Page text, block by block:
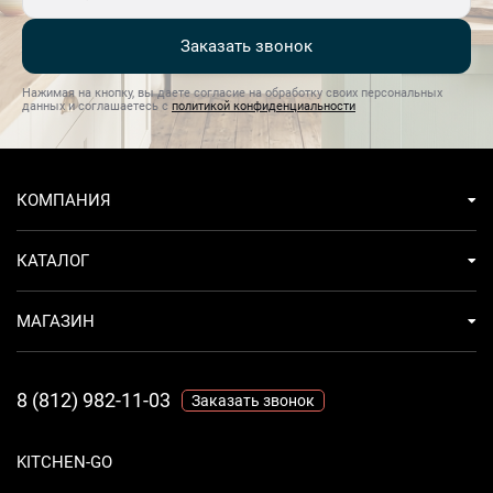
Заказать звонок
Нажимая на кнопку, вы даете согласие на обработку своих персональных
данных и соглашаетесь с политикой конфиденциальности
KITCHEN-GO
КОМПАНИЯ
КАТАЛОГ
МАГАЗИН
8 (812) 982-11-03 Заказать звонок